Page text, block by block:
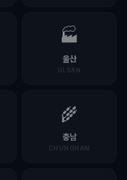
🏭
울산
ULSAN
🌾
충남
CHUNGNAM